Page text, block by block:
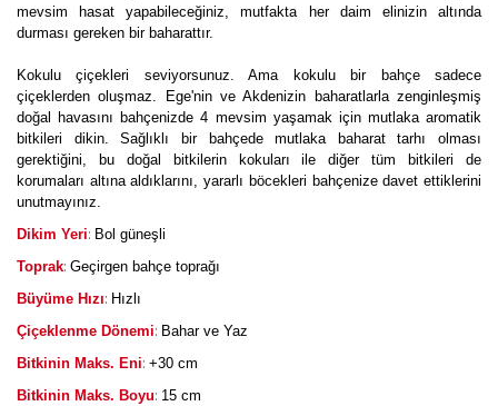
mevsim hasat yapabileceğiniz, mutfakta her daim elinizin altında
durması gereken bir baharattır.
Kokulu çiçekleri seviyorsunuz. Ama kokulu bir bahçe sadece
çiçeklerden oluşmaz. Ege'nin ve Akdenizin baharatlarla zenginleşmiş
doğal havasını bahçenizde 4 mevsim yaşamak için mutlaka aromatik
bitkileri dikin. Sağlıklı bir bahçede mutlaka baharat tarhı olması
gerektiğini, bu doğal bitkilerin kokuları ile diğer tüm bitkileri de
korumaları altına aldıklarını, yararlı böcekleri bahçenize davet ettiklerini
unutmayınız.
Dikim Yeri: Bol güneşli
Toprak: Geçirgen bahçe toprağı
Büyüme Hızı: Hızlı
Çiçeklenme Dönemi: Bahar ve Yaz
Bitkinin Maks. Eni: +30 cm
Bitkinin Maks. Boyu: 15 cm